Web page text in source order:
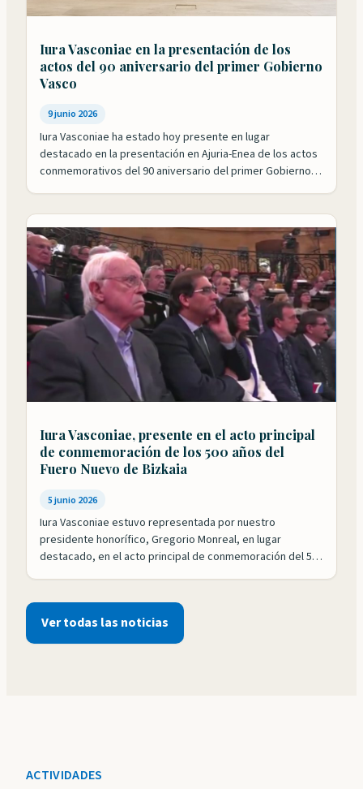
Iura Vasconiae en la presentación de los
actos del 90 aniversario del primer Gobierno
Vasco
9 junio 2026
Iura Vasconiae ha estado hoy presente en lugar
destacado en la presentación en Ajuria-Enea de los actos
conmemorativos del 90 aniversario del primer Gobierno
presidido por José Antonio Agirre en la…
Iura Vasconiae, presente en el acto principal
de conmemoración de los 500 años del
Fuero Nuevo de Bizkaia
5 junio 2026
Iura Vasconiae estuvo representada por nuestro
presidente honorífico, Gregorio Monreal, en lugar
destacado, en el acto principal de conmemoración del 500
actos de celebración que se han desarrollado este año. El
primero de ellos con el exitoso…
Ver todas las noticias
ACTIVIDADES